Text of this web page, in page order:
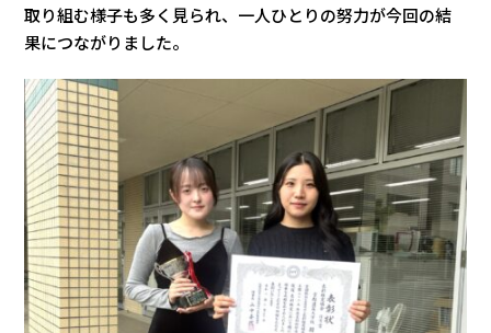
取り組む様子も多く見られ、一人ひとりの努力が今回の結
果につながりました。